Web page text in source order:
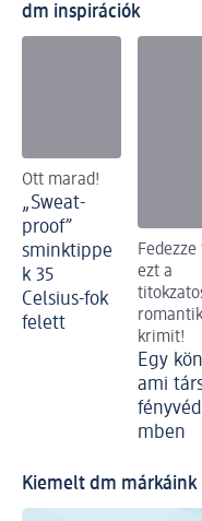
dm inspirációk
Ott marad!
„Sweat-
proof”
sminktippe
k 35
Celsius-fok
felett
Fedezze
ezt a
krimit!
Egy
ami
mben
Kiemelt dm márkáink